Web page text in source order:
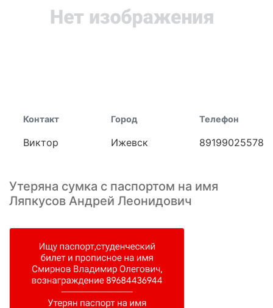
Контакт
Виктор
Город
Ижевск
Телефон
89199025578
Утеряна сумка с паспортом на имя
Ляпкусов Андрей Леонидович